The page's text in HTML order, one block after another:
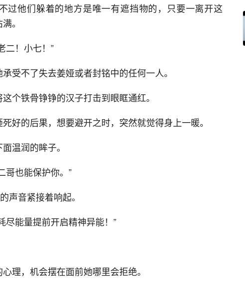
过他们躲着的地方是唯一有遮挡物的，只要一离开这
。
二！小七！”
受不了失去姜娅或者封铭中的任何一人。
个铁骨铮铮的汉子打击到眼眶通红。
好的后果，想要避开之时，突然就觉得身上一暖。
温润的眸子。
哥也能保护你。”
声音紧接着响起。
尽能量提前开启精神异能！”
理，机会摆在面前她哪里会拒绝。